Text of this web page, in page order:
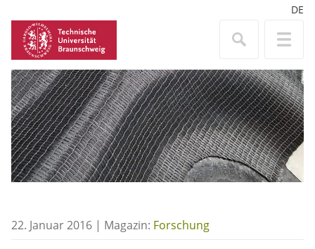
DE
22. Januar 2016 | Magazin: Forschung